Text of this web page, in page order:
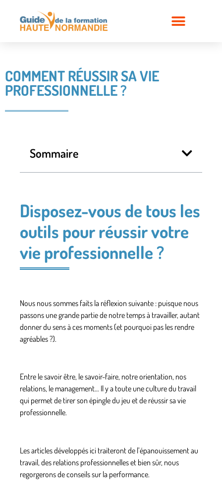
COMMENT RÉUSSIR SA VIE
PROFESSIONNELLE ?
Sommaire
Disposez-vous de tous les
outils pour réussir votre
vie professionnelle ?
Nous nous sommes faits la réflexion suivante : puisque nous
passons une grande partie de notre temps à travailler, autant
donner du sens à ces moments (et pourquoi pas les rendre
agréables ?).
Entre le savoir être, le savoir-faire, notre orientation, nos
relations, le management… Il y a toute une culture du travail
qui permet de tirer son épingle du jeu et de réussir sa vie
professionnelle.
Les articles développés ici traiteront de l’épanouissement au
travail, des relations professionnelles et bien sûr, nous
regorgerons de conseils sur la performance.